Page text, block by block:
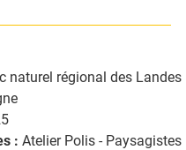
GAZ
ESPACE PRESSE
naturel régional des Landes
: Atelier Polis - Paysagistes